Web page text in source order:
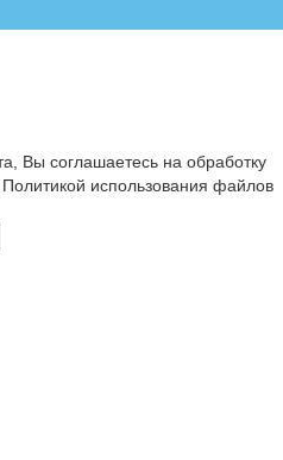
Вы соглашаетесь на обработку
использования файлов